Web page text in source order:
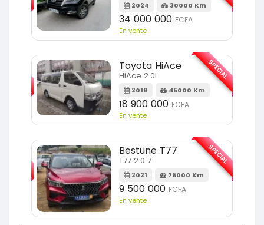
2024 30000 Km
34 000 000 FCFA
En vente
Toyota HiAce
HiAce 2.0l
2018 45000 Km
18 900 000 FCFA
En vente
SPÉCIAL
Bestune T77
T77 2.0 7
2021 75000 Km
9 500 000 FCFA
En vente
SPÉCIAL